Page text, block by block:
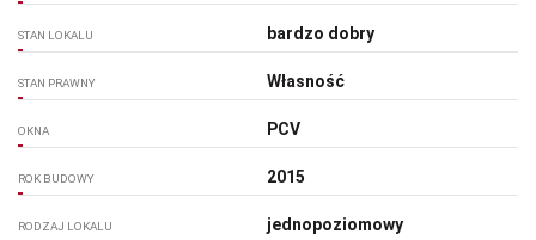
STAN LOKALU bardzo dobry
STAN PRAWNY Własność
OKNA PCV
ROK BUDOWY 2015
RODZAJ LOKALU jednopoziomowy